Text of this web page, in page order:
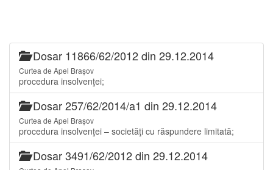
Dosar 11866/62/2012 din 29.12.2014
Curtea de Apel Brașov
procedura insolvenţei;
Dosar 257/62/2014/a1 din 29.12.2014
Curtea de Apel Brașov
procedura insolvenţei – societăţi cu răspundere limitată;
Dosar 3491/62/2012 din 29.12.2014